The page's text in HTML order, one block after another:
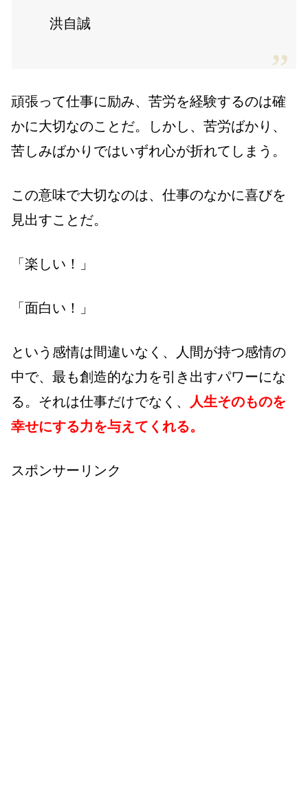
洪自誠
頑張って仕事に励み、苦労を経験するのは確
かに大切なのことだ。しかし、苦労ばかり、
苦しみばかりではいずれ心が折れてしまう。
この意味で大切なのは、仕事のなかに喜びを
見出すことだ。
「楽しい！」
「面白い！」
という感情は間違いなく、人間が持つ感情の
中で、最も創造的な力を引き出すパワーにな
る。それは仕事だけでなく、
人生そのものを
幸せにする力を与えてくれる。
スポンサーリンク